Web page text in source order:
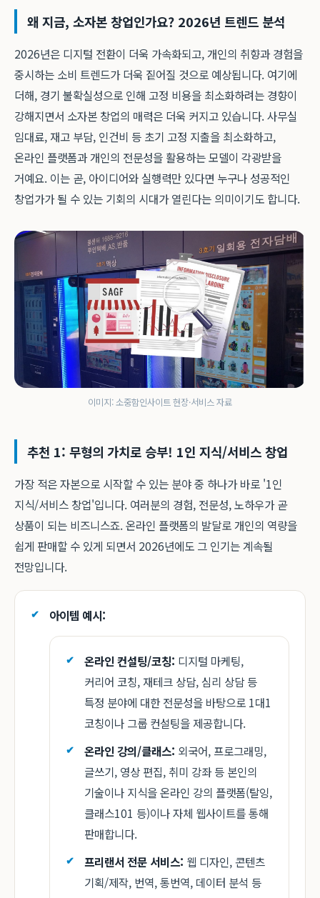
왜 지금, 소자본 창업인가요? 2026년 트렌드 분석
2026년은 디지털 전환이 더욱 가속화되고, 개인의 취향과 경험을
중시하는 소비 트렌드가 더욱 짙어질 것으로 예상됩니다. 여기에
더해, 경기 불확실성으로 인해 고정 비용을 최소화하려는 경향이
강해지면서 소자본 창업의 매력은 더욱 커지고 있습니다. 사무실
임대료, 재고 부담, 인건비 등 초기 고정 지출을 최소화하고,
온라인 플랫폼과 개인의 전문성을 활용하는 모델이 각광받을
거예요. 이는 곧, 아이디어와 실행력만 있다면 누구나 성공적인
창업가가 될 수 있는 기회의 시대가 열린다는 의미이기도 합니다.
이미지: 소중함인사이트 현장·서비스 자료
추천 1: 무형의 가치로 승부! 1인 지식/서비스 창업
가장 적은 자본으로 시작할 수 있는 분야 중 하나가 바로 '1인
지식/서비스 창업'입니다. 여러분의 경험, 전문성, 노하우가 곧
상품이 되는 비즈니스죠. 온라인 플랫폼의 발달로 개인의 역량을
쉽게 판매할 수 있게 되면서 2026년에도 그 인기는 계속될
전망입니다.
아이템 예시:
온라인 컨설팅/코칭: 디지털 마케팅,
커리어 코칭, 재테크 상담, 심리 상담 등
특정 분야에 대한 전문성을 바탕으로 1대1
코칭이나 그룹 컨설팅을 제공합니다.
온라인 강의/클래스: 외국어, 프로그래밍,
글쓰기, 영상 편집, 취미 강좌 등 본인의
기술이나 지식을 온라인 강의 플랫폼(탈잉,
클래스101 등)이나 자체 웹사이트를 통해
판매합니다.
프리랜서 전문 서비스: 웹 디자인, 콘텐츠
기획/제작, 번역, 통번역, 데이터 분석 등